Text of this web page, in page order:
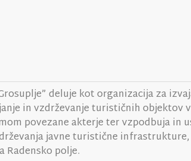
deluje kot organizacija za
in vzdrževanje turističnih
povezane akterje ter vzpodbuja in
javne turistične
Radensko polje.